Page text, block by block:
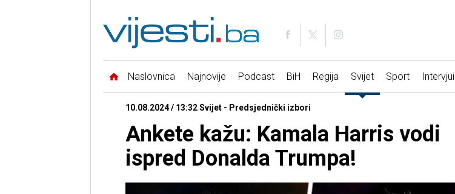
Naslovnica Najnovije Podcast BiH Regija Svijet Sport Intervjui
10.08.2024 / 13:32 Svijet - Predsjednički izbori
Ankete kažu: Kamala Harris vodi
ispred Donalda Trumpa!